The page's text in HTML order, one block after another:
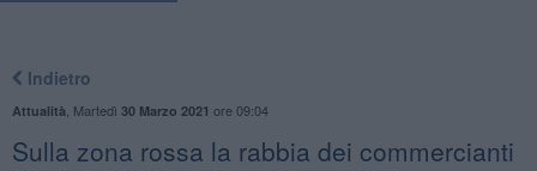
Indietro
Attualità Martedì 30 Marzo 2021 ore 09:04
Sulla zona rossa la rabbia dei commercianti